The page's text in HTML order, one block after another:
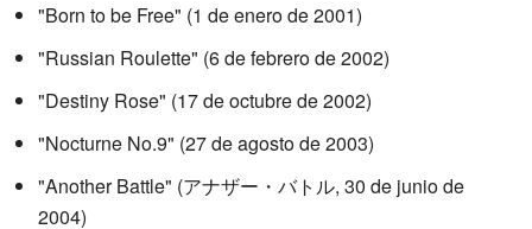
"Born to be Free" (1 de enero de 2001)
"Russian Roulette" (6 de febrero de 2002)
"Destiny Rose" (17 de octubre de 2002)
"Nocturne No.9" (27 de agosto de 2003)
"Another Battle" (アナザー・バトル, 30 de junio de
2004)